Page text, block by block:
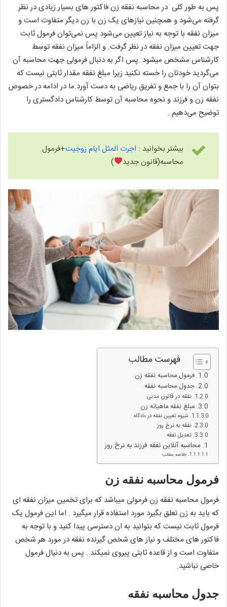
پس به طور کلی در محاسبه نفقه زن فاکتور های بسیار زیادی در نظر
گرفته می‌شود و همچنین نیازهای یک زن با زن دیگر متفاوت است و
میزان نفقه با توجه به نیاز تعیین می‌شود پس نمی‌توان فرمول ثابت
جهت تعیین میزان نفقه در نظر گرفت. و الزاماً میزان نفقه توسط
کارشناس مشخص میشود .پس اگر به دنبال فرمولی جهت محاسبه آن
می‌گردید خودتان را خسته نکنید زیرا مبلغ نفقه مقدار ثابتی نیست که
بتوان آن را با جمع و تفریق ریاضی به دست آورد.ما در ادامه در خصوص
نفقه زن و فرزند و نحوه محاسبه آن توسط کارشناس دادگستری را
توضیح می‌دهیم .
بیشتر بخوانید : اجرت المثل ایام زوجیت+فرمول
محاسبه(قانون جدید
)
فهرست مطالب
فرمول محاسبه نفقه زن
جدول محاسبه نفقه
نفقه در قانون مدنی
مبلغ نفقه ماهیانه زن
شیوه تعیین نفقه در دادگاه
نفقه به نرخ روز
تعدیل نفقه
محاسبه آنلاین نفقه فرزند به نرخ روز
خلاصه مطلب
فرمول محاسبه نفقه زن
فرمول محاسبه نفقه زن فرمولی میباشد که برای تخمین میزان نفقه ای
که باید به زن تعلق بگیرد مورد استفاده قرار میگیرد . اما این فرمول یک
فرمول ثابت نیست که بتوانید به ان دسترسی پیدا کنید و با توجه به
فاکتور های مختلف و نیاز های شخص گیرنده نفقه در مورد هر شخص
متفاوت است و از قاعده ثابتی پیروی نمیکند . پس به دنیال فرمول
خاصی نباشید.
جدول محاسبه نفقه